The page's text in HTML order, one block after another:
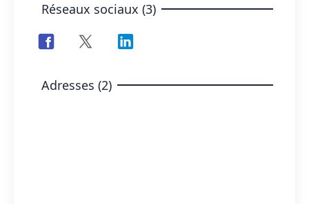
Réseaux sociaux (3)
Adresses (2)